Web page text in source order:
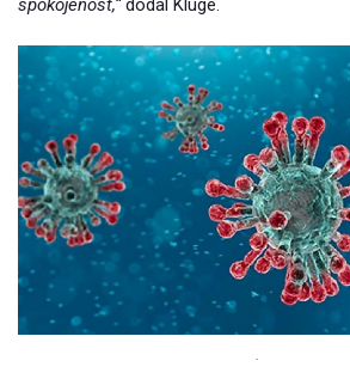
spokojenost,“dodal Kluge.
.